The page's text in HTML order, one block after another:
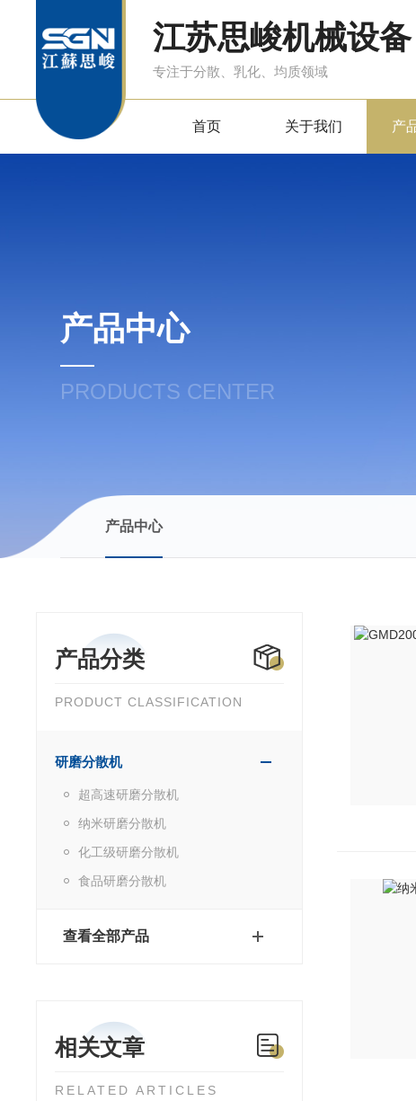
江苏思峻机械设备
专注于分散、乳化、均质领域
首页 关于我们 产
产品中心
PRODUCTS CENTER
产品中心
产品分类
PRODUCT CLASSIFICATION
研磨分散机
超高速研磨分散机
纳米研磨分散机
化工级研磨分散机
食品研磨分散机
查看全部产品
相关文章
RELATED ARTICLES